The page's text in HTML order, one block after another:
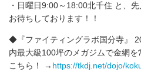
・日曜日9:00～18:00北千住 と、
お待ちしております！！
◆『ファイティングラボ国分寺』
内最大級100坪のメガジムで金網
こちら！ → https://tkdj.net/dojo/